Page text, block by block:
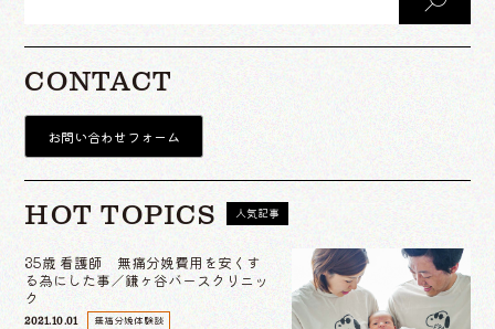
CONTACT
お問い合わせフォーム
HOT TOPICS 人気記事
2021.10.01 無痛分娩体験談
35歳 看護師 無痛分娩費用を安くす
る為にした事／鎌ヶ谷バースクリニッ
ク